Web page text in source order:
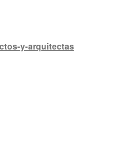
y-arquitectas